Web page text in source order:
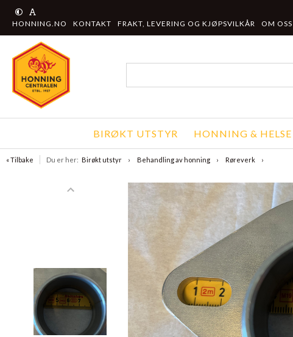
HONNING.NO KONTAKT FRAKT, LEVERING OG KJØPSVILKÅR OM OSS
BIRØKT UTSTYR HONNING & HELSE
« Tilbake Du er her: Birøkt utstyr Behandling av honning Røreverk